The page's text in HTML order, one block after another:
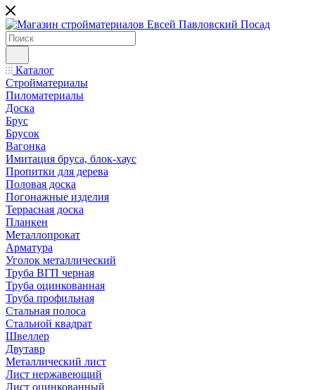
Каталог
Стройматериалы
Пиломатериалы
Доска
Брус
Брусок
Вагонка
Имитация бруса, блок-хаус
Пропитки для дерева
Половая доска
Погонажные изделия
Террасная доска
Планкен
Металлопрокат
Арматура
Уголок металлический
Труба ВГП черная
Труба оцинкованная
Труба профильная
Стальная полоса
Стальной квадрат
Швеллер
Двутавр
Металлический лист
Лист нержавеющий
Лист оцинкованный